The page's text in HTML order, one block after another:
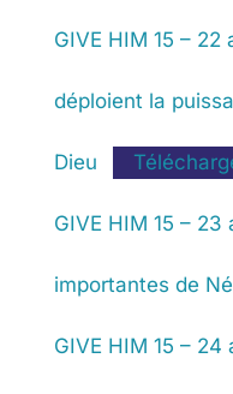
GIVE HIM 15 –
déploient la
Dieu
GIVE HIM 15 –
importantes de
GIVE HIM 15 –